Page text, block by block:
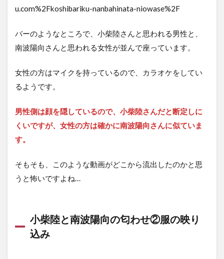
u.com%2Fkoshibariku-nanbahinata-niowase%2F
バーのようなところで、小柴陸さんと思われる男性と、
南波陽向さんと思われる女性が並んで座っています。
女性の方はマイクを持っているので、カラオケをしてい
るようです。
男性側は顔を隠しているので、小柴陸さんだと断定しに
くいですが、女性の方は確かに南波陽向さんに似ていま
す。
そもそも、このような動画がどこから流出したのかと思
うと怖いですよね…
小柴陸と南波陽向の匂わせ②服の映り
込み